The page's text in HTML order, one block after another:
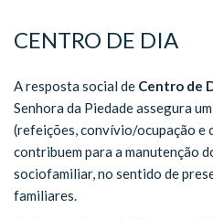
CENTRO DE DIA
A resposta social de Centro de
Senhora da Piedade assegura
(refeições, convívio/ocupação e
contribuem para a manutenção
sociofamiliar, no sentido de
familiares.